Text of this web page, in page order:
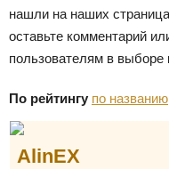
нашли на наших
оставьте комментарий
пользователям в выборе
По рейтингу по названию
AlinEX